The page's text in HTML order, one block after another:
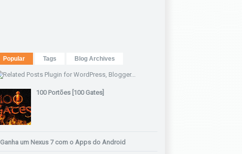
Popular Tags Blog Archives
100 Portões [100 Gates]
Ganha um Nexus 7 com o Apps do Android